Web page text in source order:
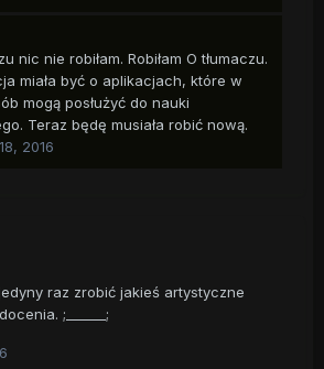
nic nie robiłam. Robiłam O tłumaczu.
miała być o aplikacjach, które w
mogą posłużyć do nauki
Teraz będę musiała robić nową.
2016
raz zrobić jakieś artystyczne
;______;